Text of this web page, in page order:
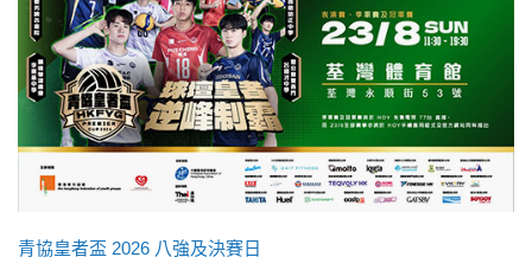
青協皇者盃 2026 八強及決賽日